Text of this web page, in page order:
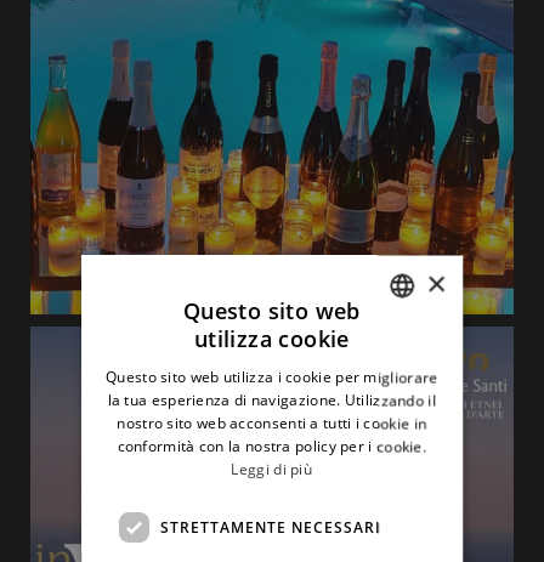
ENGLISH
×
Questo sito web
utilizza cookie
Questo sito web utilizza i cookie per migliorare
la tua esperienza di navigazione. Utilizzando il
nostro sito web acconsenti a tutti i cookie in
conformità con la nostra policy per i cookie.
Leggi di più
STRETTAMENTE NECESSARI